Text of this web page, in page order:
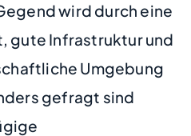
wird durch eine
gute Infrastruktur und
Umgebung
gefragt sind